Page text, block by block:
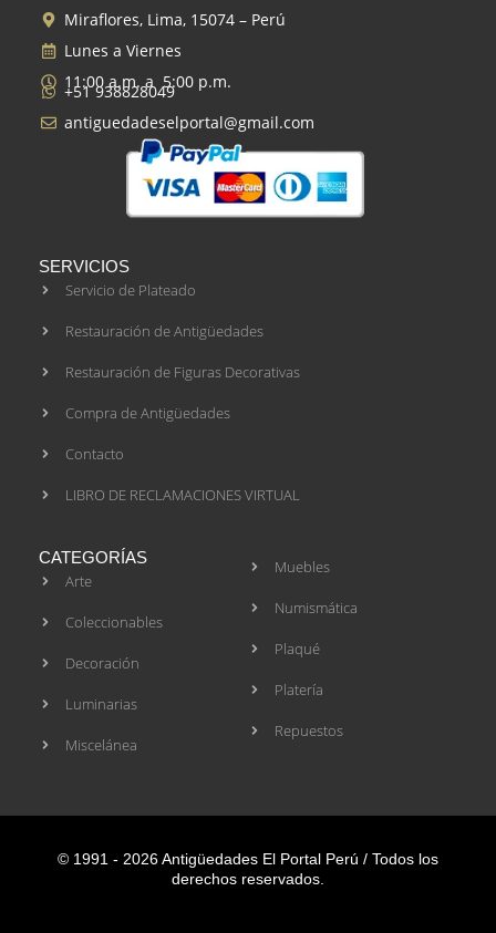
Miraflores, Lima, 15074 – Perú
Lunes a Viernes
11:00 a.m. a 5:00 p.m.
+51 938828049
antiguedadeselportal@gmail.com
SERVICIOS
Servicio de Plateado
Restauración de Antigüedades
Restauración de Figuras Decorativas
Compra de Antigüedades
Contacto
LIBRO DE RECLAMACIONES VIRTUAL
CATEGORÍAS
Arte
Coleccionables
Decoración
Luminarias
Miscelánea
Muebles
Numismática
Plaqué
Platería
Repuestos
© 1991 - 2026 Antigüedades El Portal Perú / Todos los
derechos reservados.